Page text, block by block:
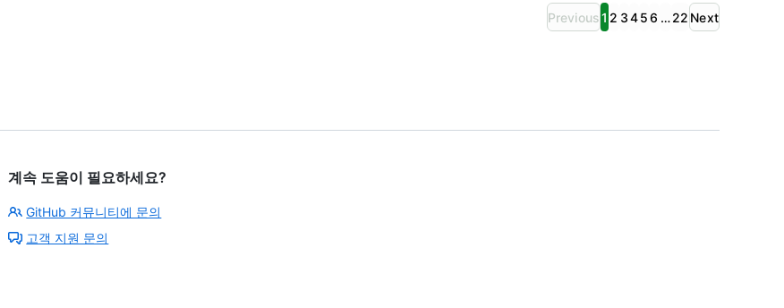
Previous1 2 3456 …22 Next
계속 도움이 필요하세요?
GitHub 커뮤니티에 문의
고객 지원 문의